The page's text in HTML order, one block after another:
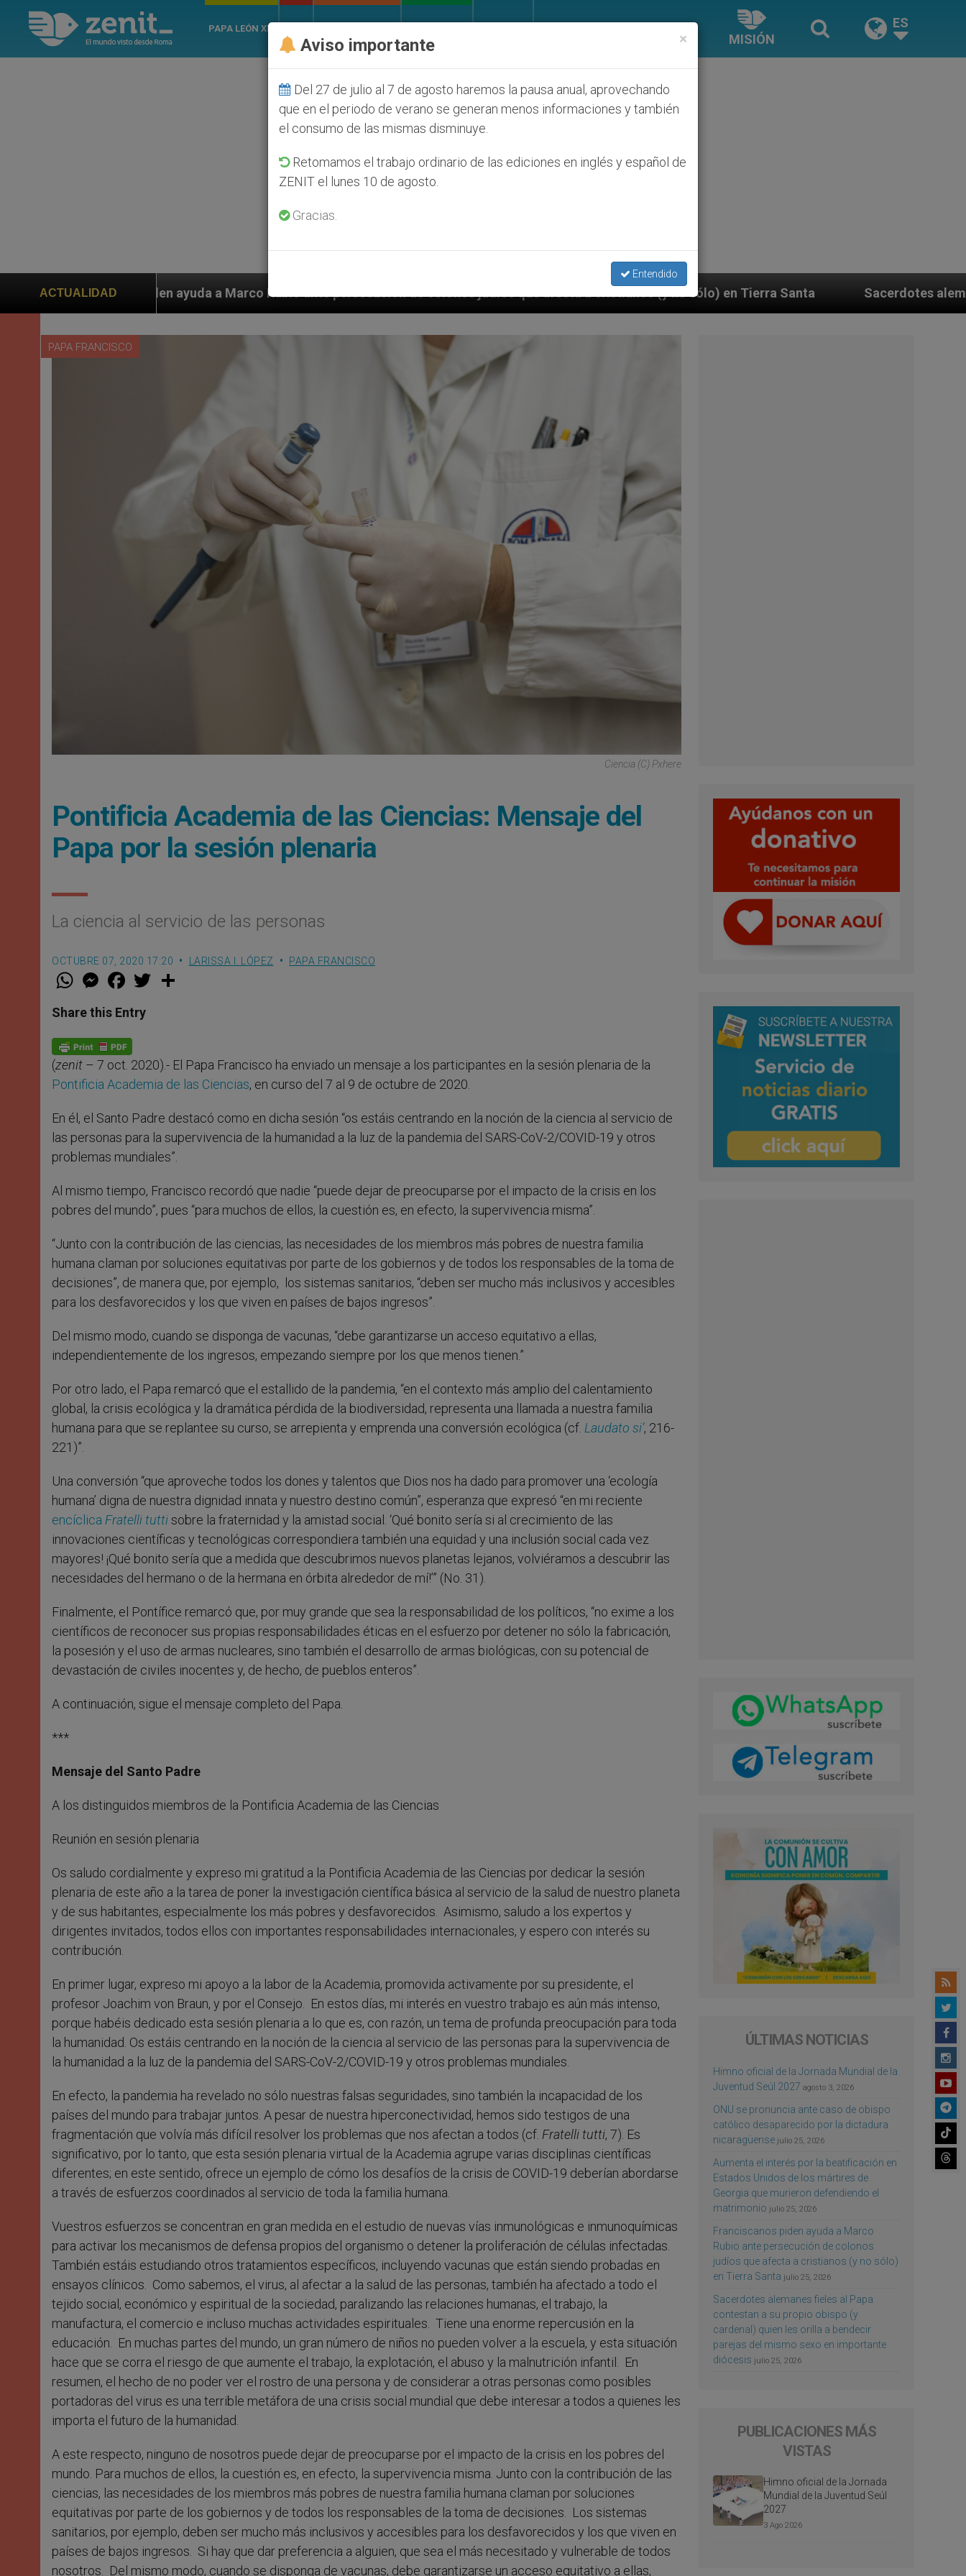
PAPA LEÓN XIV
MISIÓN
ES
ACTUALIDAD
ayuda a Marco Rubio ante persecución de colonos judíos que afecta a cristianos (y no sólo) en Tierra Santa Sacerdotes alemanes fieles al Papa
PAPA FRANCISCO
Ciencia (C) Pxhere
Pontificia Academia de las Ciencias: Mensaje del
Papa por la sesión plenaria
La ciencia al servicio de las personas
OCTUBRE 07, 2020 17:20 LARISSA I. LÓPEZ PAPA FRANCISCO
W
t
s
p
p
M
e
s
e
g
e
r
F
a
e
b
o
k
w
Share this Entry
(zenit – 7 oct. 2020).- El Papa Francisco ha enviado un mensaje a los participantes en la sesión plenaria de la
Pontificia Academia de las Ciencias, en curso del 7 al 9 de octubre de 2020.
En él, el Santo Padre destacó como en dicha sesión “os estáis centrando en la noción de la ciencia al servicio de
las personas para la supervivencia de la humanidad a la luz de la pandemia del SARS-CoV-2/COVID-19 y otros
problemas mundiales”.
Al mismo tiempo, Francisco recordó que nadie “puede dejar de preocuparse por el impacto de la crisis en los
pobres del mundo”, pues “para muchos de ellos, la cuestión es, en efecto, la supervivencia misma”.
“Junto con la contribución de las ciencias, las necesidades de los miembros más pobres de nuestra familia
humana claman por soluciones equitativas por parte de los gobiernos y de todos los responsables de la toma de
decisiones”, de manera que, por ejemplo, los sistemas sanitarios, “deben ser mucho más inclusivos y accesibles
para los desfavorecidos y los que viven en países de bajos ingresos”.
Del mismo modo, cuando se disponga de vacunas, “debe garantizarse un acceso equitativo a ellas,
independientemente de los ingresos, empezando siempre por los que menos tienen.”
Por otro lado, el Papa remarcó que el estallido de la pandemia, “en el contexto más amplio del calentamiento
global, la crisis ecológica y la dramática pérdida de la biodiversidad, representa una llamada a nuestra familia
humana para que se replantee su curso, se arrepienta y emprenda una conversión ecológica (cf. Laudato si’, 216-
221)”.
Una conversión “que aproveche todos los dones y talentos que Dios nos ha dado para promover una ‘ecología
humana’ digna de nuestra dignidad innata y nuestro destino común”, esperanza que expresó “en mi reciente
encíclica Fratelli tuttisobre la fraternidad y la amistad social. ‘Qué bonito sería si al crecimiento de las
innovaciones científicas y tecnológicas correspondiera también una equidad y una inclusión social cada vez
mayores! ¡Qué bonito sería que a medida que descubrimos nuevos planetas lejanos, volviéramos a descubrir las
necesidades del hermano o de la hermana en órbita alrededor de mí!’” (No. 31).
Finalmente, el Pontífice remarcó que, por muy grande que sea la responsabilidad de los políticos, “no exime a los
científicos de reconocer sus propias responsabilidades éticas en el esfuerzo por detener no sólo la fabricación,
la posesión y el uso de armas nucleares, sino también el desarrollo de armas biológicas, con su potencial de
devastación de civiles inocentes y, de hecho, de pueblos enteros”.
A continuación, sigue el mensaje completo del Papa.
***
Mensaje del Santo Padre
A los distinguidos miembros de la Pontificia Academia de las Ciencias
Reunión en sesión plenaria
Os saludo cordialmente y expreso mi gratitud a la Pontificia Academia de las Ciencias por dedicar la sesión
plenaria de este año a la tarea de poner la investigación científica básica al servicio de la salud de nuestro planeta
y de sus habitantes, especialmente los más pobres y desfavorecidos. Asimismo, saludo a los expertos y
dirigentes invitados, todos ellos con importantes responsabilidades internacionales, y espero con interés su
contribución.
En primer lugar, expreso mi apoyo a la labor de la Academia, promovida activamente por su presidente, el
profesor Joachim von Braun, y por el Consejo. En estos días, mi interés en vuestro trabajo es aún más intenso,
porque habéis dedicado esta sesión plenaria a lo que es, con razón, un tema de profunda preocupación para toda
la humanidad. Os estáis centrando en la noción de la ciencia al servicio de las personas para la supervivencia de
la humanidad a la luz de la pandemia del SARS-CoV-2/COVID-19 y otros problemas mundiales.
En efecto, la pandemia ha revelado no sólo nuestras falsas seguridades, sino también la incapacidad de los
países del mundo para trabajar juntos. A pesar de nuestra hiperconectividad, hemos sido testigos de una
fragmentación que volvía más difícil resolver los problemas que nos afectan a todos (cf. Fratelli tutti, 7). Es
significativo, por lo tanto, que esta sesión plenaria virtual de la Academia agrupe varias disciplinas científicas
diferentes; en este sentido, ofrece un ejemplo de cómo los desafíos de la crisis de COVID-19 deberían abordarse
a través de esfuerzos coordinados al servicio de toda la familia humana.
Vuestros esfuerzos se concentran en gran medida en el estudio de nuevas vías inmunológicas e inmunoquímicas
para activar los mecanismos de defensa propios del organismo o detener la proliferación de células infectadas.
También estáis estudiando otros tratamientos específicos, incluyendo vacunas que están siendo probadas en
ensayos clínicos. Como sabemos, el virus, al afectar a la salud de las personas, también ha afectado a todo el
tejido social, económico y espiritual de la sociedad, paralizando las relaciones humanas, el trabajo, la
manufactura, el comercio e incluso muchas actividades espirituales. Tiene una enorme repercusión en la
educación. En muchas partes del mundo, un gran número de niños no pueden volver a la escuela, y esta situación
hace que se corra el riesgo de que aumente el trabajo, la explotación, el abuso y la malnutrición infantil. En
resumen, el hecho de no poder ver el rostro de una persona y de considerar a otras personas como posibles
portadoras del virus es una terrible metáfora de una crisis social mundial que debe interesar a todos a quienes les
importa el futuro de la humanidad.
A este respecto, ninguno de nosotros puede dejar de preocuparse por el impacto de la crisis en los pobres del
mundo. Para muchos de ellos, la cuestión es, en efecto, la supervivencia misma. Junto con la contribución de las
ciencias, las necesidades de los miembros más pobres de nuestra familia humana claman por soluciones
equitativas por parte de los gobiernos y de todos los responsables de la toma de decisiones. Los sistemas
sanitarios, por ejemplo, deben ser mucho más inclusivos y accesibles para los desfavorecidos y los que viven en
países de bajos ingresos. Si hay que dar preferencia a alguien, que sea el más necesitado y vulnerable de todos
nosotros. Del mismo modo, cuando se disponga de vacunas, debe garantizarse un acceso equitativo a ellas,
ÚLTIMAS NOTICIAS
Himno oficial de la Jornada Mundial de la
Juventud Seúl 2027 agosto 3, 2026
ONU se pronuncia ante caso de obispo
católico desaparecido por la dictadura
nicaragüense julio 25, 2026
Aumenta el interés por la beatificación en
Estados Unidos de los mártires de
Georgia que murieron defendiendo el
matrimonio julio 25, 2026
Franciscanos piden ayuda a Marco
Rubio ante persecución de colonos
judíos que afecta a cristianos (y no sólo)
en Tierra Santa julio 25, 2026
Sacerdotes alemanes fieles al Papa
contestan a su propio obispo (y
cardenal) quien les orilla a bendecir
parejas del mismo sexo en importante
diócesis julio 25, 2026
PUBLICACIONES MÁS
VISTAS
Himno oficial de la Jornada
Mundial de la Juventud Seúl
2027
3 Ago 2026
×
Aviso importante
Del 27 de julio al 7 de agosto haremos la pausa anual, aprovechando
que en el periodo de verano se generan menos informaciones y también
el consumo de las mismas disminuye.
Retomamos el trabajo ordinario de las ediciones en inglés y español de
ZENIT el lunes 10 de agosto.
Gracias.
Entendido